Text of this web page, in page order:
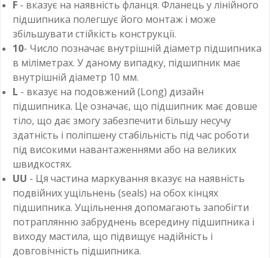
F - вказує на наявність фланця. Фланець у лінійного
підшипника полегшує його монтаж і може
збільшувати стійкість конструкції.
10- Число позначає внутрішній діаметр підшипника
в міліметрах. У даному випадку, підшипник має
внутрішній діаметр 10 мм.
L - вказує на подовжений (Long) дизайн
підшипника. Це означає, що підшипник має довше
тіло, що дає змогу забезпечити більшу несучу
здатність і поліпшену стабільність під час роботи
під високими навантаженнями або на великих
швидкостях.
UU - Ця частина маркування вказує на наявність
подвійних ущільнень (seals) на обох кінцях
підшипника. Ущільнення допомагають запобігти
потраплянню забруднень всередину підшипника і
виходу мастила, що підвищує надійність і
довговічність підшипника.